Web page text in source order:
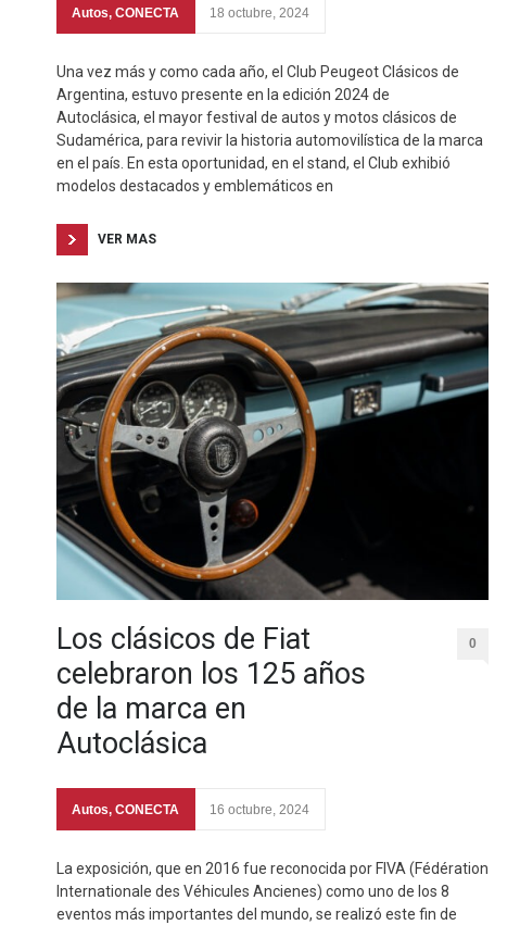
Autos, CONECTA 18 octubre, 2024
Una vez más y como cada año, el Club Peugeot Clásicos de
Argentina, estuvo presente en la edición 2024 de
Autoclásica, el mayor festival de autos y motos clásicos de
Sudamérica, para revivir la historia automovilística de la marca
en el país. En esta oportunidad, en el stand, el Club exhibió
modelos destacados y emblemáticos en
VER MAS
Los clásicos de Fiat
celebraron los 125 años
de la marca en
Autoclásica
0
Autos, CONECTA 16 octubre, 2024
La exposición, que en 2016 fue reconocida por FIVA (Fédération
Internationale des Véhicules Ancienes) como uno de los 8
eventos más importantes del mundo, se realizó este fin de